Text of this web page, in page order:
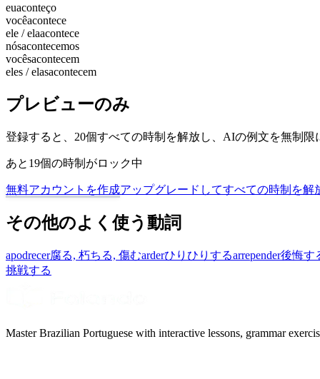
euaconteço
vocêacontece
ele / elaacontece
nósacontecemos
vocêsacontecem
eles / elasacontecem
プレビューのみ
登録すると、20個すべての時制を解放し、AIの例文を無制
あと19個の時制がロック中
無料アカウントを作成アップグレードしてすべての時制を解
その他のよく使う動詞
apodrecer腐る, 朽ちる, 傷むarderひりひりするarrepender後悔す
挑戦する
Master Brazilian Portuguese with interactive lessons, grammar